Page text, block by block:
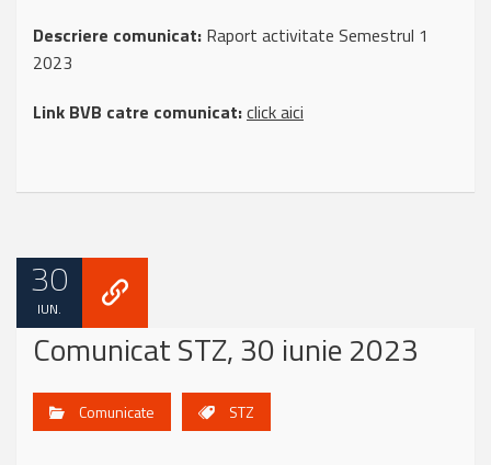
Descriere comunicat: Raport activitate Semestrul 1
2023
Link BVB catre comunicat:click aici
30
IUN.
Comunicat STZ, 30 iunie 2023
Comunicate STZ